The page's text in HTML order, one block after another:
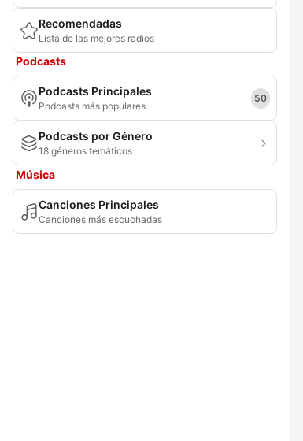
Recomendadas
Lista de las mejores radios
Podcasts
Podcasts Principales
Podcasts más populares
50
Podcasts por Género
18 géneros temáticos
Música
Canciones Principales
Canciones más escuchadas